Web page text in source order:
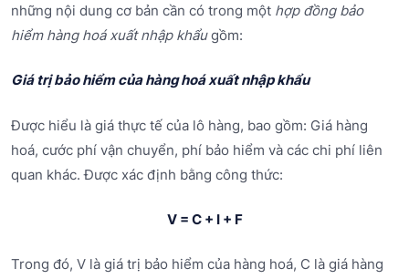
những nội dung cơ bản cần có trong một hợp đồng bảo
hiểm hàng hoá xuất nhập khẩugồm:
Giá trị bảo hiểm của hàng hoá xuất nhập khẩu
Được hiểu là giá thực tế của lô hàng, bao gồm: Giá hàng
hoá, cước phí vận chuyển, phí bảo hiểm và các chi phí liên
quan khác. Được xác định bằng công thức:
V = C + I + F
Trong đó, V là giá trị bảo hiểm của hàng hoá, C là giá hàng